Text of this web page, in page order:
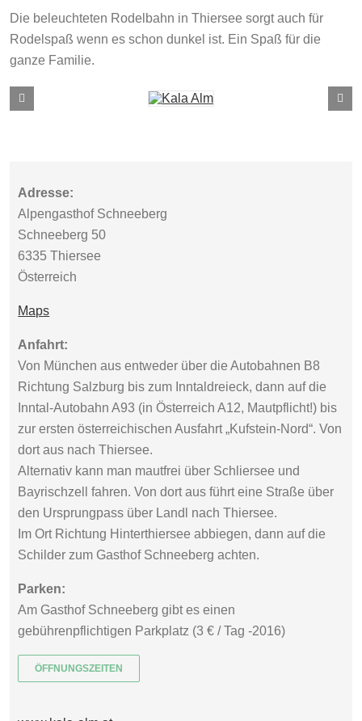
Die beleuchteten Rodelbahn in Thiersee sorgt auch für
Rodelspaß wenn es schon dunkel ist. Ein Spaß für die
ganze Familie.
Adresse:
Alpengasthof Schneeberg
Schneeberg 50
6335 Thiersee
Österreich
Maps
Anfahrt:
Von München aus entweder über die Autobahnen B8
Richtung Salzburg bis zum Inntaldreieck, dann auf die
Inntal-Autobahn A93 (in Österreich A12, Mautpflicht!) bis
zur ersten österreichischen Ausfahrt „Kufstein-Nord“. Von
dort aus nach Thiersee.
Alternativ kann man mautfrei über Schliersee und
Bayrischzell fahren. Von dort aus führt eine Straße über
den Ursprungpass über Landl nach Thiersee.
Im Ort Richtung Hinterthiersee abbiegen, dann auf die
Schilder zum Gasthof Schneeberg achten.
Parken:
Am Gasthof Schneeberg gibt es einen
gebührenpflichtigen Parkplatz (3 € / Tag -2016)
ÖFFNUNGSZEITEN